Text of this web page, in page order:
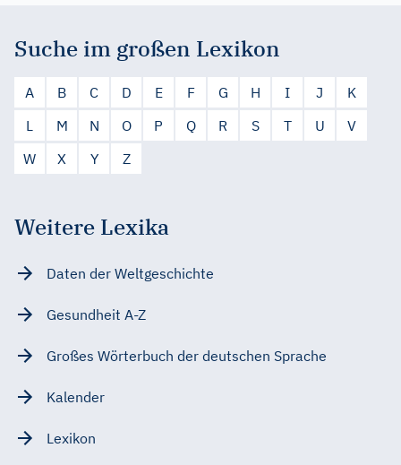
Suche im großen Lexikon
A B C D E F G H I J
K
L
M N O P Q R S T U
V
W
X Y Z
Weitere Lexika
Daten der Weltgeschichte
Gesundheit A-Z
Großes Wörterbuch der deutschen Sprache
Kalender
Lexikon